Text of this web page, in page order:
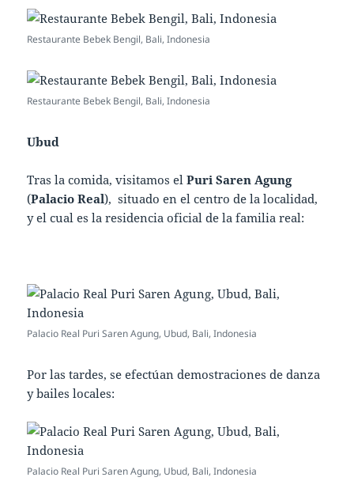
Restaurante Bebek Bengil, Bali, Indonesia
Restaurante Bebek Bengil, Bali, Indonesia
Ubud
Tras la comida, visitamos elPuri Saren Agung
(Palacio Real), situado en el centro de la localidad,
y el cual es la residencia oficial de la familia real:
Palacio Real Puri Saren Agung, Ubud, Bali, Indonesia
Por las tardes, se efectúan demostraciones de danza
y bailes locales:
Palacio Real Puri Saren Agung, Ubud, Bali, Indonesia